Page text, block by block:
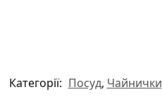
Категорії: Посуд, Чайнички